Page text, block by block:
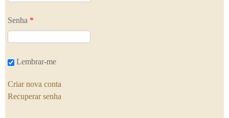
Senha *
Lembrar-me
Criar nova conta
Recuperar senha